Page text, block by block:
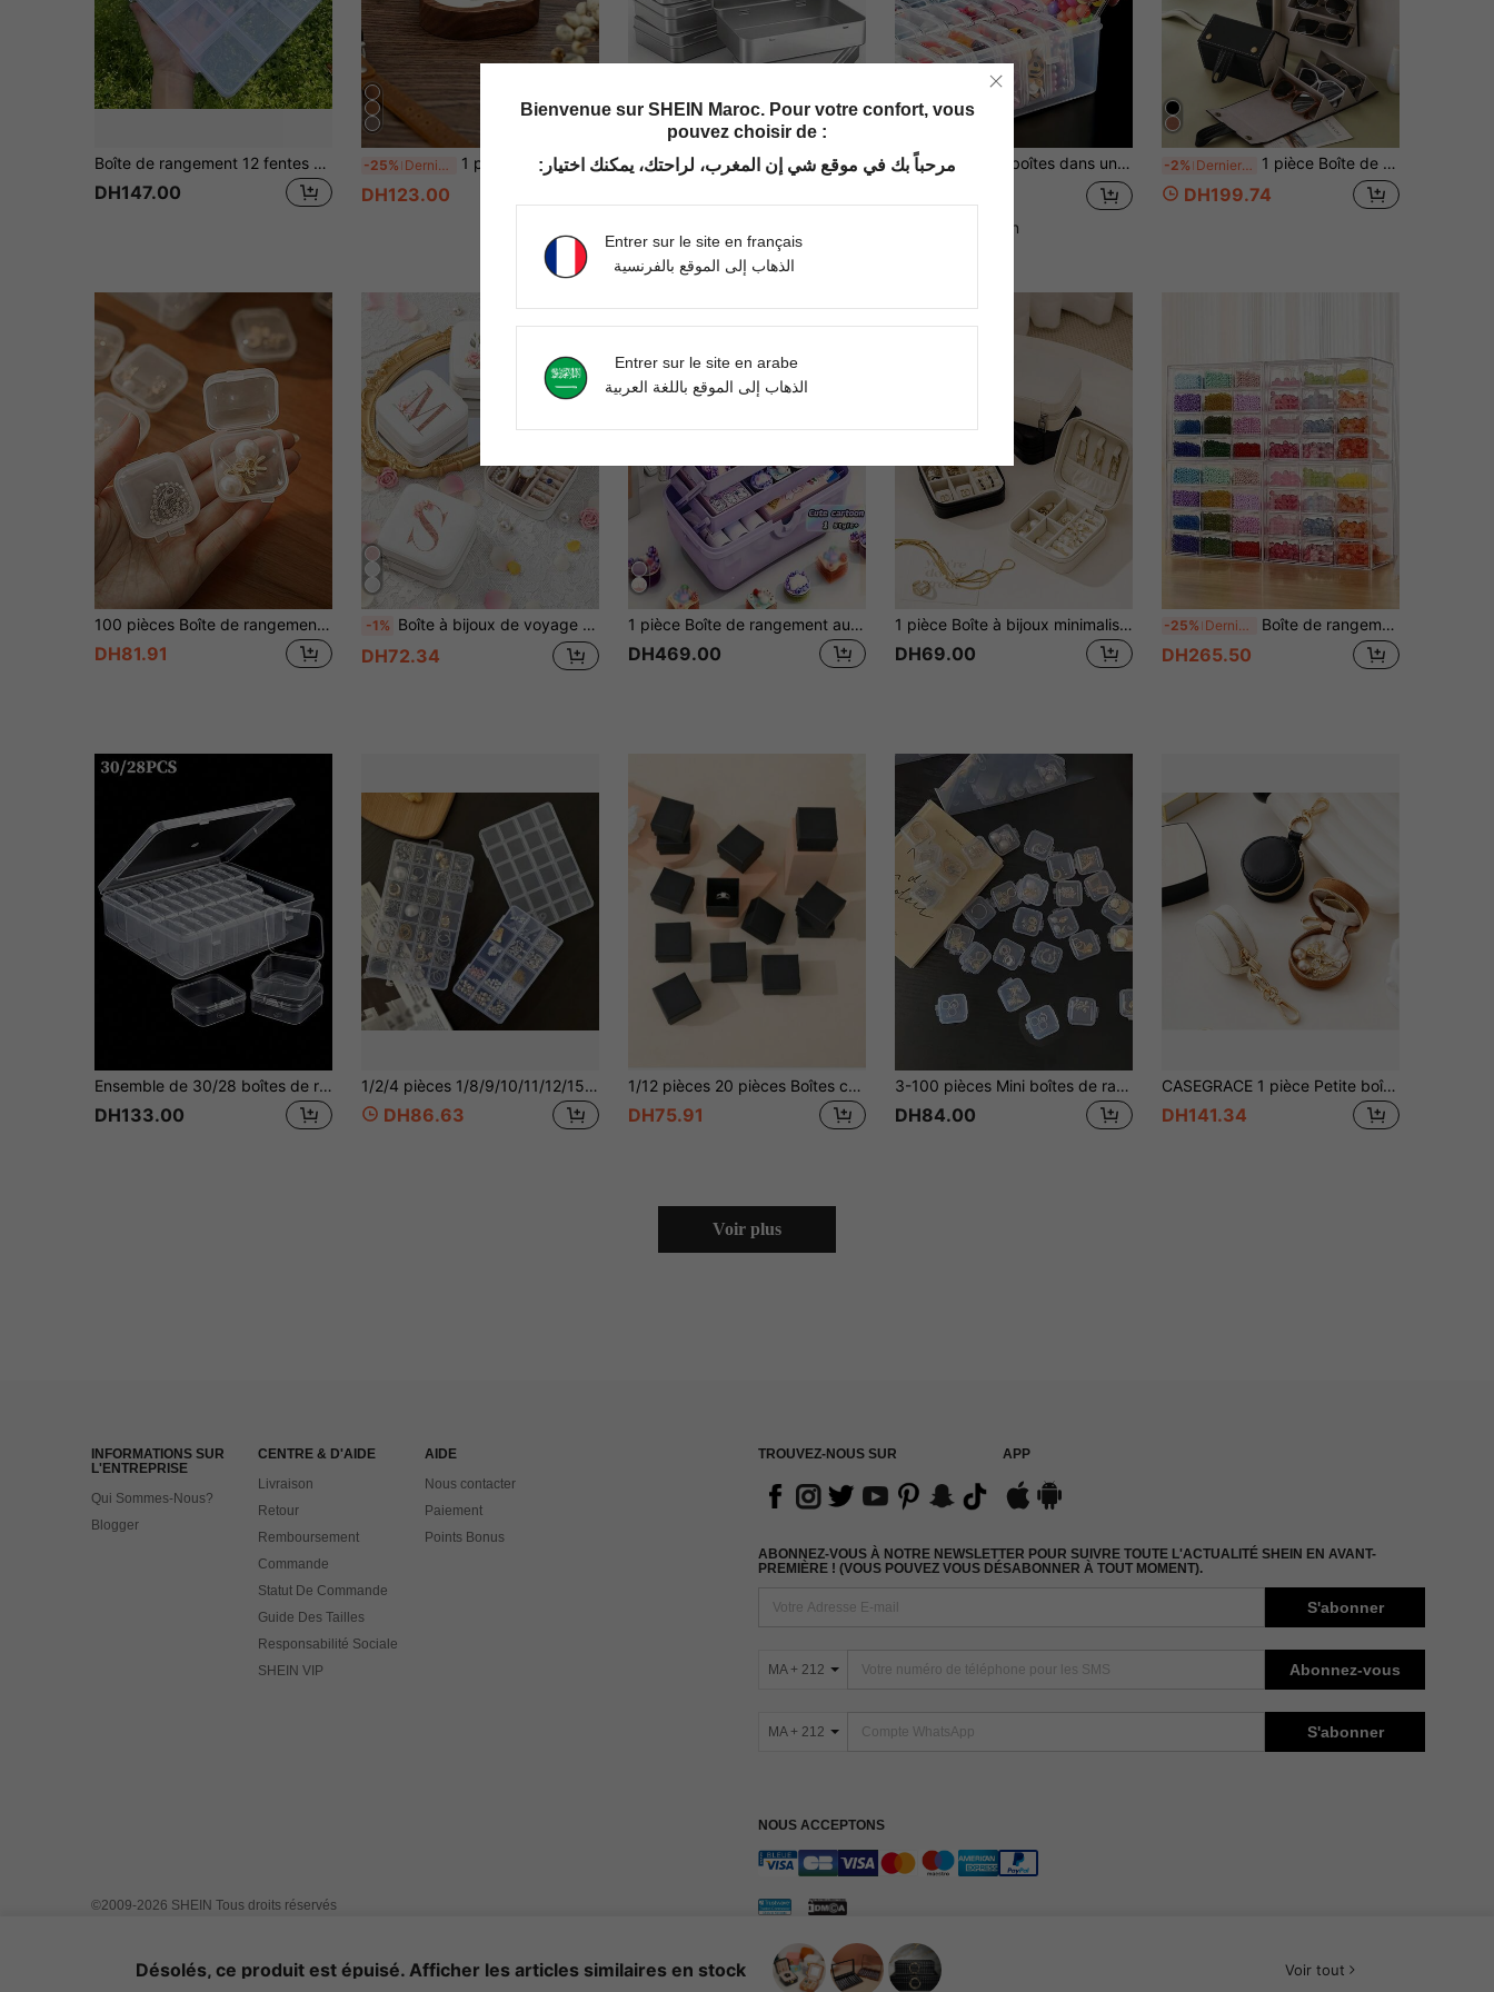
Boîte de rangement 12 fentes avec emplacements pour cartes, boîte de rangement pour accessoires de perles de verre à grande capacité, organisateur de bijoux transparent, convient pour l'organisation des bijoux, idéal pour la Saint-Valentin et les cadeaux pour femmes
DH147.00
-25% 1 pièce Boîte de rangement pour bijoux de table, Saint-Valentin, mariage de la Saint-Valentin, anniversaire, boîte à bijoux, boîte de rangement, organisateur de bijoux, organisation et rangement, boîte à bijoux, organisateur de bijoux
DH123.00
-25% Derniers 2 jours 1 pièce Boîte métallique à rabat, petit contenant portable, mini boîte de rangement avec couvercle à charnière unicolore, convient pour ranger des punaises, des accessoires de manucure, des perles, des boucles d'oreilles et des bijoux, idéal pour l'organisation des femmes, les essentiels de voyage, le retour à l'école en dortoir, la décoration d'automne -1% 30 petites boîtes dans une grande boîte : Solution de rangement en plastique durable pour les bijoux, l'artisanat, les petits objets, ensemble de boîtes de rangement en plastique transparent portables et multifonctionnels pour les voyages, pour la fête des mères, l'artisanat DIY, le rangement des perles, la fabrication de bijoux en perles, les accessoires de voyage.
Créé il y a 1 an
-2% Dernier jour 1 pièce Boîte de rangement à lunettes mode, étui à lunettes de voyage 2/3/4/5/6 compartiments, organisateur de lunettes mode multi-paires, support à lunettes pratique, cadeau de la Saint-Valentin, accessoire de voyage indispensable pour lunettes mode, indispensable pour la rentrée, cadeau parfait pour Noël et le Nouvel An, idéal pour les passionnés de mode, rangez facilement votre collection de lunettes mode, accessoire essentiel pour les saisons, cette solution de rangement élégante améliore votre expérience de voyage, convient pour un usage quotidien et les occasions spéciales.
DH199.74
100 pièces Boîte de rangement carrée transparente portable pour bijoux, organisateur multifonction pour boucles d'oreilles, pendentifs, étui anti-poussière, présentoir pour bijoux, décoration de chambre
DH81.91
-1% Boîte à bijoux de voyage mini élégante pour femmes et mamans, boîte de rangement rose à motif floral avec initiale, organisateur compact pour boucles d'oreilles et bagues, cadeau de rangement de bijoux pour lune de miel, anniversaire, voyage, extérieur et rentrée scolaire
DH72.34
1 pièce Boîte de rangement au style de bande dessinée mignon pour accessoires de cheveux, cosmétiques, bijoux, etc. Boîte transparente à grande capacité, retour à l'école
DH469.00
1 pièce Boîte à bijoux minimaliste, étui à bijoux portable en matériau PU, boîte de rangement pour bijoux de voyage d'été, mini boîte de rangement pour boucles d'oreilles, colliers, bagues, affichage et rangement de bijoux, boîte de rangement de grande capacité, convient pour les boucles d'oreilles, bagues, colliers, bracelets, nail art, cadeaux pour la fête des mères, Noël, Halloween, femmes pour organisateur de stockage de femmes essentiels de voyage retour à la boîte de rangement des étudiants
DH69.00
-25% Derniers 2 jours Boîte de rangement et de présentation de bijoux à plusieurs couches DIY, boîte en plastique transparente, fournitures pratiques et pratiques pour le rangement des femmes, les essentiels de voyage, le retour à l'école, le stockage en dortoir
DH265.50
Ensemble de 30/28 boîtes de rangement en plastique transparent, comprend 1 grande boîte de rangement - Parfait pour ranger les perles, les bijoux, les loisirs créatifs et les petits objets - Boîtes de rangement empilables, cadeau idéal pour les amis, les proches et les passionnés de loisirs créatifs (comprend une boîte à bijoux) Organisateur de rangement pour femmes, essentiel de voyage, rangement pour la rentrée scolaire et le dortoir
DH133.00
1/2/4 pièces 1/8/9/10/11/12/15/24/28/32 pièces Organisateur de rangement multicouche avec 10/14/36 séparateurs réglables et 28/56 compartiments amovibles - Boîte en plastique transparente parfaite pour les boucles d'oreilles, les bagues, les bijoux, les fournitures pour les ongles et les outils de maquillage - Idéal pour la Saint-Valentin, Noël, Thanksgiving, Nouvel An et la rentrée scolaire - Solution de rangement polyvalente et élégante pour tous vos accessoires et fournitures d'artisanat, gardant tout propre et facilement accessible pour toutes les occasions, parfait pour offrir et organiser vos essentiels avec une touche d'élégance et de praticité.
DH86.63
1/12 pièces 20 pièces Boîtes cadeaux de bijoux élégantes et polyvalentes, parfaites pour les boucles d'oreilles, les bagues, les colliers et les pendentifs - idéales pour les cadeaux de fêtes, Noël, la Saint-Valentin et les célébrations de la rentrée scolaire, garantissant que vos cadeaux brillent avec mode et sophistication, convenant à toute occasion et moment spécial.
DH75.91
3-100 pièces Mini boîtes de rangement en plastique transparent, organisateurs de bijoux, conteneurs de rangement portables multifonctionnels avec couvercles, pour petits articles, artisanat et quincaillerie
DH84.00
CASEGRACE 1 pièce Petite boîte à bijoux en PU, boîte de rangement pour bijoux portable et mignonne, boîte de rangement pour bijoux de voyage, mini boîte de rangement pour bagues, boucles d'oreilles, colliers, cadeaux de Noël, cadeaux de mariage, cadeaux de rentrée scolaire
DH141.34
Voir plus
INFORMATIONS SUR
L'ENTREPRISE
Qui Sommes-Nous?
Blogger
CENTRE & D'AIDE
Livraison
Retour
Remboursement
Commande
Statut De Commande
Guide Des Tailles
Responsabilité Sociale
SHEIN VIP
AIDE
Nous contacter
Paiement
Points Bonus
TROUVEZ-NOUS SUR APP
ABONNEZ-VOUS À NOTRE NEWSLETTER POUR SUIVRE TOUTE L'ACTUALITÉ SHEIN EN AVANT-
PREMIÈRE ! (VOUS POUVEZ VOUS DÉSABONNER À TOUT MOMENT).
S'abonner
MA + 212 Abonnez-vous
MA + 212 S'abonner
NOUS ACCEPTONS
©2009-2026 SHEIN Tous droits réservés
Choix d'annonce
United States
Désolés, ce produit est épuisé. Afficher les articles similaires en stock Voir tout
Bienvenue sur SHEIN Maroc. Pour votre confort, vous
pouvez choisir de :
مرحباً بك في موقع شي إن المغرب، لراحتك، يمكنك اختيار:
Entrer sur le site en français
الذهاب إلى الموقع بالفرنسية
Entrer sur le site en arabe
الذهاب إلى الموقع باللغة العربية